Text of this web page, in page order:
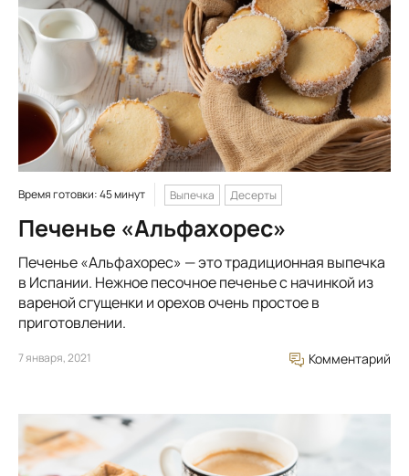
Время готовки: 45 минут Выпечка Десерты
Печенье «Альфахорес»
Печенье «Альфахорес» — это традиционная выпечка
в Испании. Нежное песочное печенье с начинкой из
вареной сгущенки и орехов очень простое в
приготовлении.
7 января, 2021 Комментарий